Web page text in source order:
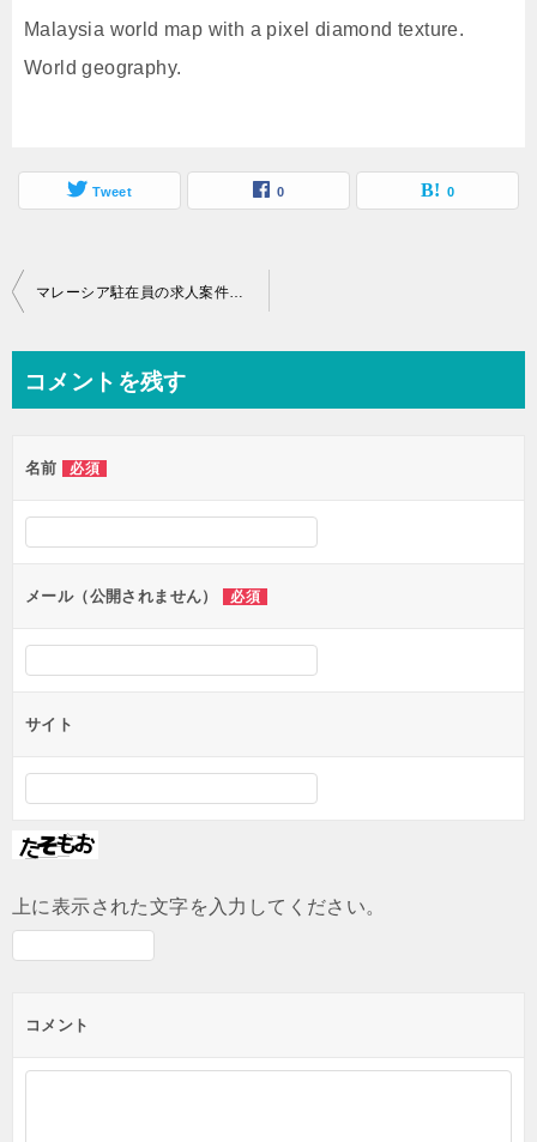
Malaysia world map with a pixel diamond texture.
World geography.
Tweet 0 0
投
ビ
ー
シ
ン
マレーシア駐在員の求人案件に強い転職エージェント8選
コメントを残す
名前 必須
メール（公開されません） 必須
サイト
上に表示された文字を入力してください。
コメント